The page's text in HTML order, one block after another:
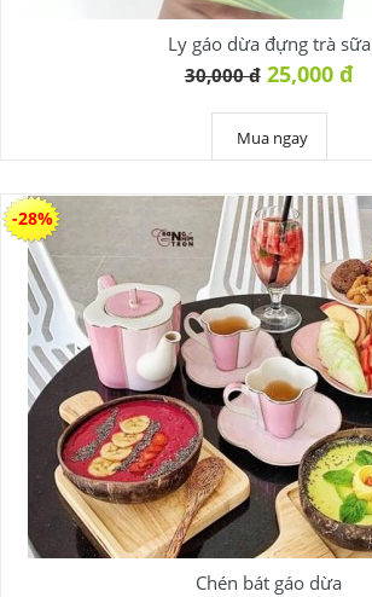
Ly gáo dừa đựng trà sữa
30,000 đ 25,000 đ
Mua ngay
Chén bát gáo dừa
-28%